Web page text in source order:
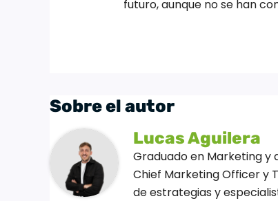
futuro, aunque no se han
Sobre el autor
Lucas Aguilera
Graduado en Marketing y
Chief Marketing Officer y
de estrategias y